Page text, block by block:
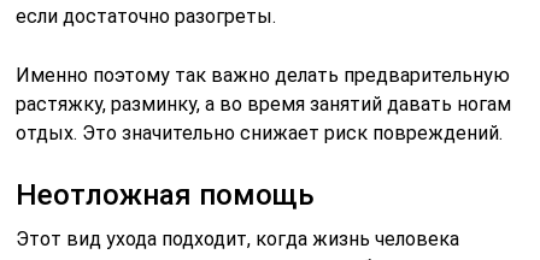
если достаточно разогреты.
Именно поэтому так важно делать предварительную
растяжку, разминку, а во время занятий давать ногам
отдых. Это значительно снижает риск повреждений.
Неотложная помощь
Этот вид ухода подходит, когда жизнь человека